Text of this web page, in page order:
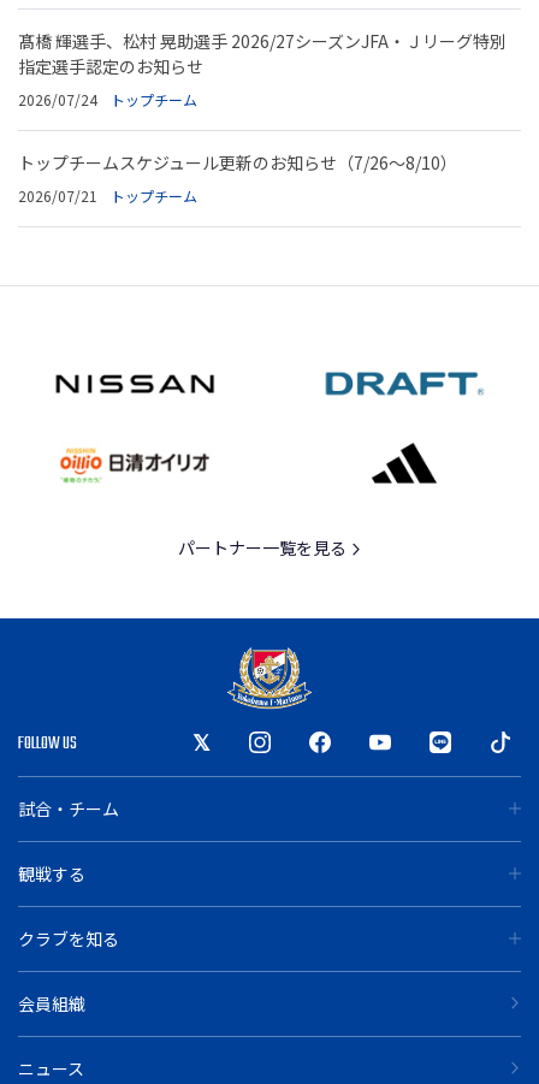
髙橋 輝選手、松村 晃助選手 2026/27シーズンJFA・Ｊリーグ特別
指定選手認定のお知らせ
2026/07/24 トップチーム
トップチームスケジュール更新のお知らせ（7/26～8/10）
2026/07/21 トップチーム
パートナー一覧を見る
FOLLOW US
試合・チーム
観戦する
クラブを知る
会員組織
ニュース